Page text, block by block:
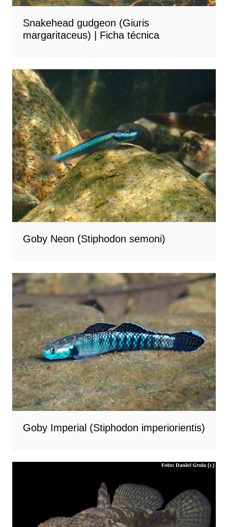
Snakehead gudgeon (Giuris
margaritaceus) | Ficha técnica
Goby Neon (Stiphodon semoni)
Goby Imperial (Stiphodon imperiorientis)